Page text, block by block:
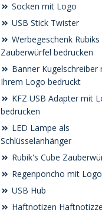
Socken mit Logo
USB Stick Twister
Werbegeschenk Rubiks
Zauberwürfel bedrucken
Banner Kugelschreiber
Ihrem Logo bedruckt
KFZ USB Adapter mit
bedrucken
LED Lampe als
Schlüsselanhänger
Rubik's Cube
Regenponcho mit
USB Hub
Haftnotizen